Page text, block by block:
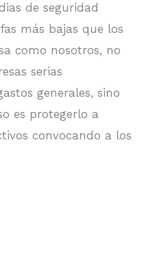
de seguridad
más bajas que los
como nosotros, no
serias
generales, sino
es protegerlo a
convocando a los